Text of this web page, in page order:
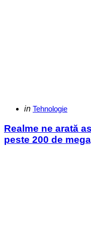
Categories
Posted
in Tehnologie
Realme ne arată
peste 200 de